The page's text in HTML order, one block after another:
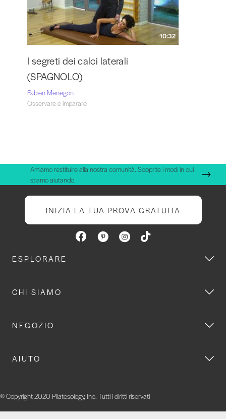
10:32
I segreti dei calci laterali
(SPAGNOLO)
Fabien Menegon
Osservare e imparare
Amiamo restituire alla nostra comunità. Scoprite i modi in cui
stiamo aiutando.
INIZIA LA TUA PROVA GRATUITA
ESPLORARE
CHI SIAMO
NEGOZIO
AIUTO
© Copyright 2020 Pilatesology, Inc. Tutti i diritti riservati